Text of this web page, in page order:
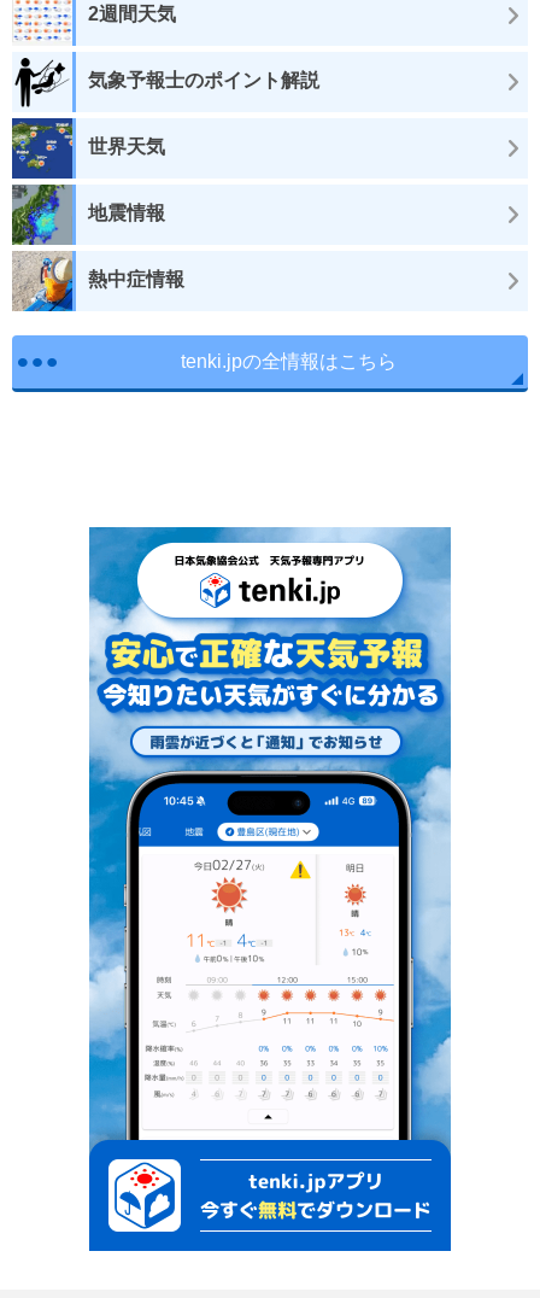
2週間天気
気象予報士のポイント解説
世界天気
地震情報
熱中症情報
tenki.jpの全情報はこちら